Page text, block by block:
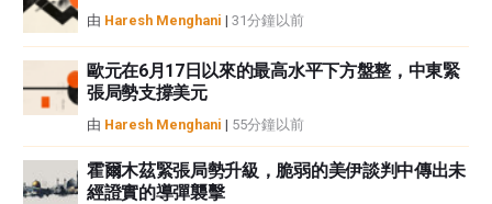
由 Haresh Menghani | 31分鐘以前
歐元在6月17日以來的最高水平下方盤整，中東緊
張局勢支撐美元
由 Haresh Menghani | 55分鐘以前
霍爾木茲緊張局勢升級，脆弱的美伊談判中傳出未
經證實的導彈襲擊